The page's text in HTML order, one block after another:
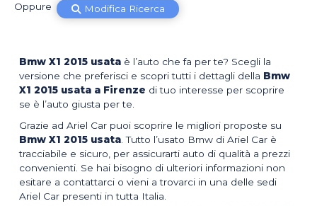
Oppure Modifica Ricerca
Bmw X1 2015 usata è l’auto che fa per te? Scegli la
versione che preferisci e scopri tutti i dettagli della Bmw
X1 2015 usata a Firenze di tuo interesse per scoprire
se è l’auto giusta per te.
Grazie ad Ariel Car puoi scoprire le migliori proposte su
Bmw X1 2015 usata . Tutto l’usato Bmw di Ariel Car è
tracciabile e sicuro, per assicurarti auto di qualità a prezzi
convenienti. Se hai bisogno di ulteriori informazioni non
esitare a contattarci o vieni a trovarci in una delle sedi
Ariel Car presenti in tutta Italia.